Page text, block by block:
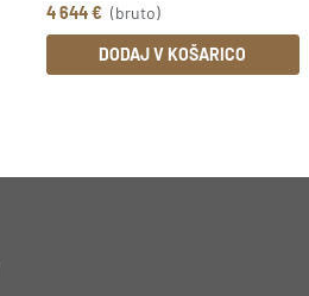
4 644 € (bruto)
DODAJ V KOŠARICO